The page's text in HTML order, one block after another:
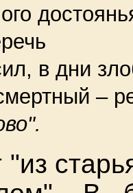
в дни
–
"из